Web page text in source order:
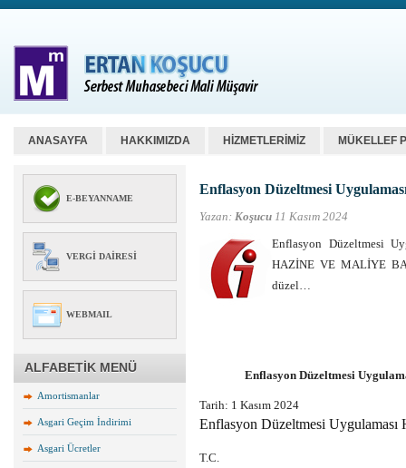
ANASAYFA HAKKIMIZDA HİZMETLERİMİZ MÜKELLEF
E-BEYANNAME
VERGI DAIRESI
WEBMAIL
ALFABETİK MENÜ
Amortismanlar
Asgari Geçim İndirimi
Asgari Ücretler
Enflasyon Düzeltmesi
Yazan: Koşucu 11 Kasım 2024
Enflasyon Düzeltmesi
HAZİNE VE MALİYE
düzel…
Enflasyon Düzeltmesi
Tarih: 1 Kasım 2024
Enflasyon Düzeltmesi
T.C.